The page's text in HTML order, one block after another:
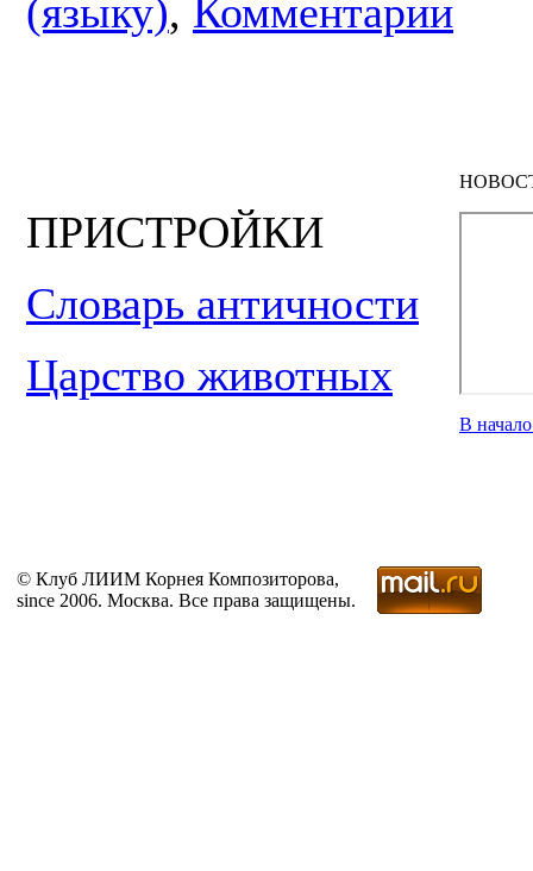
(языку), Комментарии
ПРИСТРОЙКИ
Словарь античности
Царство животных
В
© Клуб ЛИИМ Корнея Композиторова,
since 2006. Москва. Все права защищены.